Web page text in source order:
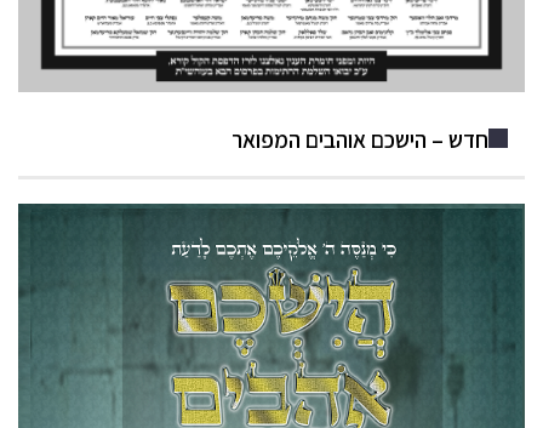
חדש – הישכם אוהבים המפואר